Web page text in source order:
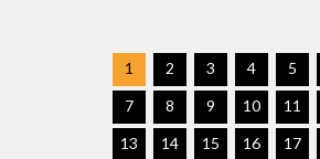
1 2 3 4 5
7
8 9 10 11
13
14 15 16 17